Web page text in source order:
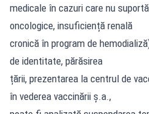
medicale în cazuri care nu
oncologice, insuficiență renală
cronică în program de
de identitate, părăsirea
țării, prezentarea la centrul de
în vederea vaccinării ș.a.,